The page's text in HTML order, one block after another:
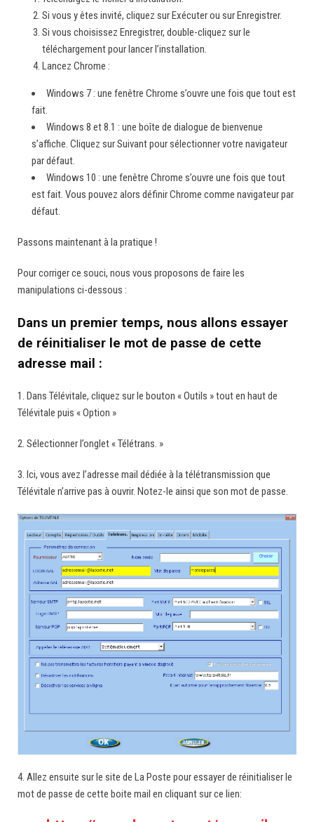
Si vous y êtes invité, cliquez sur Exécuter ou sur Enregistrer.
Si vous choisissez Enregistrer, double-cliquez sur le
téléchargement pour lancer l’installation.
Lancez Chrome :
Windows 7 : une fenêtre Chrome s’ouvre une fois que tout est
fait.
Windows 8 et 8.1 : une boîte de dialogue de bienvenue
s’affiche. Cliquez sur Suivant pour sélectionner votre navigateur
par défaut.
Windows 10 : une fenêtre Chrome s’ouvre une fois que tout
est fait. Vous pouvez alors définir Chrome comme navigateur par
défaut.
Passons maintenant à la pratique !
Pour corriger ce souci, nous vous proposons de faire les
manipulations ci-dessous :
Dans un premier temps, nous allons essayer
de réinitialiser le mot de passe de cette
adresse mail :
1. Dans Télévitale, cliquez sur le bouton « Outils » tout en haut de
Télévitale puis « Option »
2. Sélectionner l’onglet « Télétrans. »
3. Ici, vous avez l’adresse mail dédiée à la télétransmission que
Télévitale n’arrive pas à ouvrir. Notez-le ainsi que son mot de passe.
4. Allez ensuite sur le site de La Poste pour essayer de réinitialiser le
mot de passe de cette boite mail en cliquant sur ce lien: